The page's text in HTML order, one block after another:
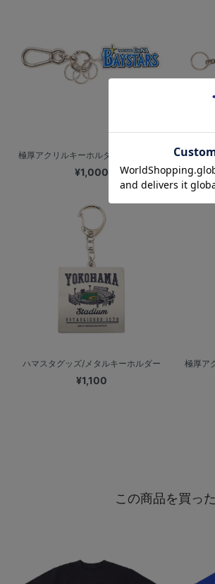
極厚アクリルキーホルダー/チームロゴ
¥1,000
ハマスタグッズ/メタルキーホルダー
¥1,100
極厚ア
この商品を買っ